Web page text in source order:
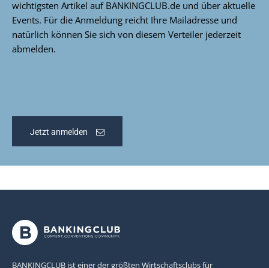
wichtigsten Artikel auf BANKINGCLUB.de und über aktuelle
Events. Für die Anmeldung reicht Ihre Mailadresse und
natürlich können Sie sich von diesem Verteiler jederzeit
abmelden.
Jetzt anmelden
BANKINGCLUB ist einer der größten Wirtschaftsclubs für